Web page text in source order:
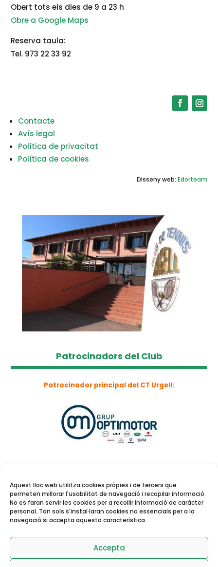
Aquest lloc web utilitza cookies pròpies i de tercers que
permeten millorar l'usabilitat de navegació i recopilar informació.
No es faran servir les cookies per a recollir informació de caràcter
personal. Tan sols s'instal·laran cookies no essencials per a la
navegació si accepta aquesta característica.
Accepta
Obert tots els dies de 9 a 23 h
Obre a Google Maps
Reserva taula:
Tel. 973 22 33 92
Contacte
Avís legal
Política de privacitat
Política de cookies
Disseny web: Edorteam
Patrocinadors del Club
Patrocinador principal del CT Urgell:
activitats dirigides